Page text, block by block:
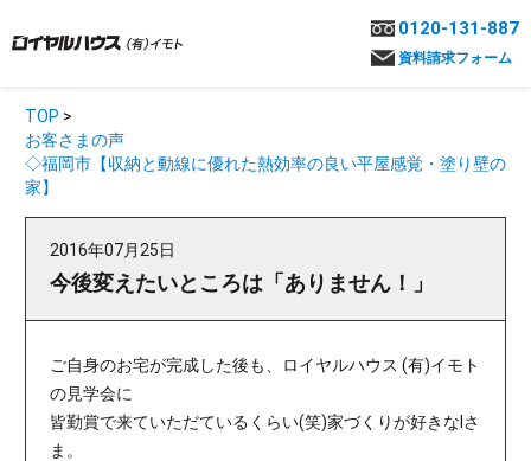
0120-131-887
資料請求フォーム
TOP >
お客さまの声
◇福岡市【収納と動線に優れた熱効率の良い平屋感覚・塗り壁の
家】
2016年07月25日
今後変えたいところは「ありません！」
ご自身のお宅が完成した後も、ロイヤルハウス (有)イモト
の見学会に
皆勤賞で来ていただているくらい(笑)家づくりが好きなIさ
ま。